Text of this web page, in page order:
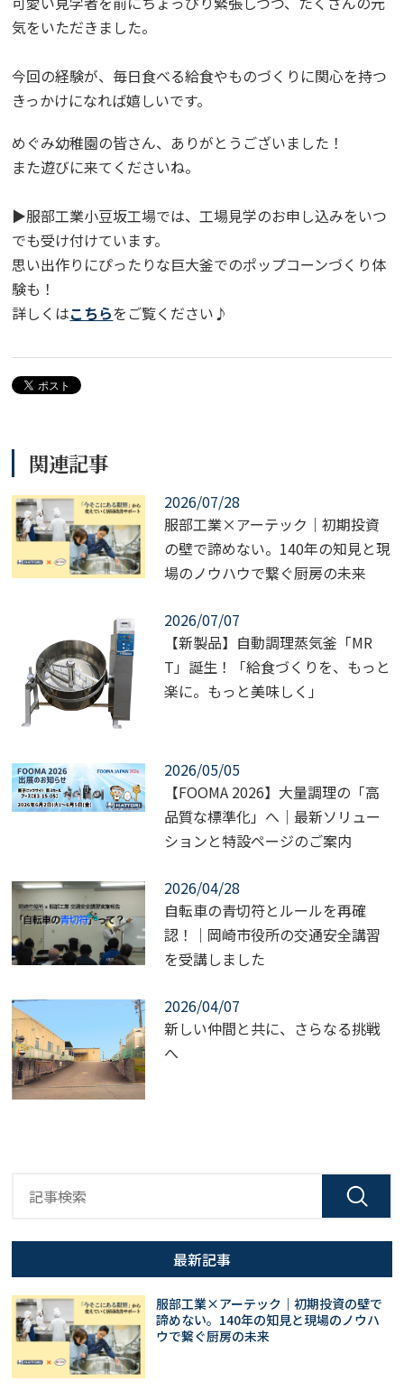
気をいただきました。
今回の経験が、毎日食べる給食やものづくりに関心を持つ
きっかけになれば嬉しいです。
めぐみ幼稚園の皆さん、ありがとうございました！
また遊びに来てくださいね。
▶服部工業小豆坂工場では、工場見学のお申し込みをいつ
でも受け付けています。
思い出作りにぴったりな巨大釜でのポップコーンづくり体
験も！
詳しくはこちらをご覧ください♪
関連記事
2026/07/28
服部工業×アーテック｜初期投資
の壁で諦めない。140年の知見と現
場のノウハウで繋ぐ厨房の未来
2026/07/07
【新製品】自動調理蒸気釜「MR
T」誕生！「給食づくりを、もっと
楽に。もっと美味しく」
2026/05/05
【FOOMA 2026】大量調理の「高
品質な標準化」へ｜最新ソリュー
ションと特設ページのご案内
2026/04/28
自転車の青切符とルールを再確
認！｜岡崎市役所の交通安全講習
を受講しました
2026/04/07
新しい仲間と共に、さらなる挑戦
へ
最新記事
服部工業×アーテック｜初期投資の壁で
諦めない。140年の知見と現場のノウハ
ウで繋ぐ厨房の未来